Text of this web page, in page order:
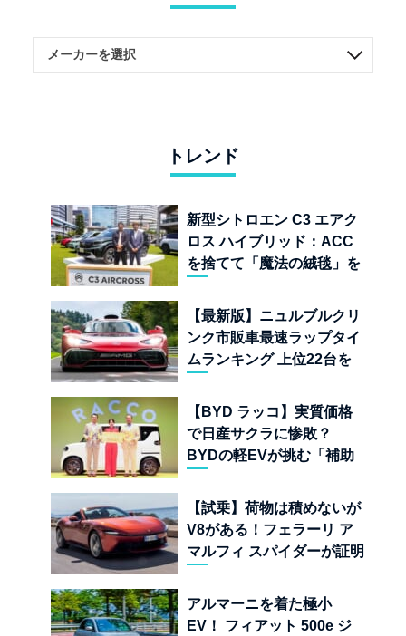
トレンド
新型シトロエン C3 エアク
ロス ハイブリッド：ACC
を捨てて「魔法の絨毯」を
児
【最新版】ニュルブルクリ
ンク市販車最速ラップタイ
ムランキング 上位22台を
【BYD ラッコ】実質価格
で日産サクラに惨敗？
BYDの軽EVが挑む「補助
界
【試乗】荷物は積めないが
V8がある！フェラーリ ア
マルフィ スパイダーが証明
ーの至福
アルマーニを着た極小
EV！ フィアット 500e ジ